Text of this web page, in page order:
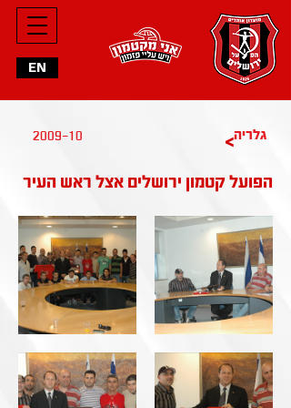
EN
2009-10 >גלריה
הפועל קטמון ירושלים אצל ראש העיר